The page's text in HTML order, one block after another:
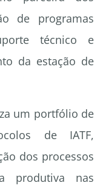
de programas
técnico e
da estação de
um portfólio de
de IATF,
dos processos
produtiva nas